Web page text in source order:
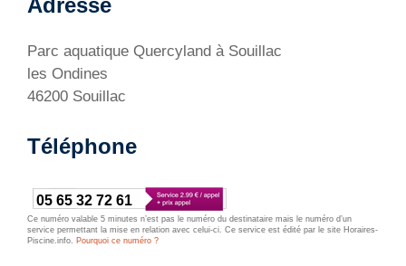
Parc aquatique Quercyland à Souillac
les Ondines
46200 Souillac
Téléphone
05 65 32 72 61
Ce numéro valable 5 minutes n’est pas le numéro du destinataire mais le numéro d’un
service permettant la mise en relation avec celui-ci. Ce service est édité par le site Horaires-
Piscine.info. Pourquoi ce numéro ?